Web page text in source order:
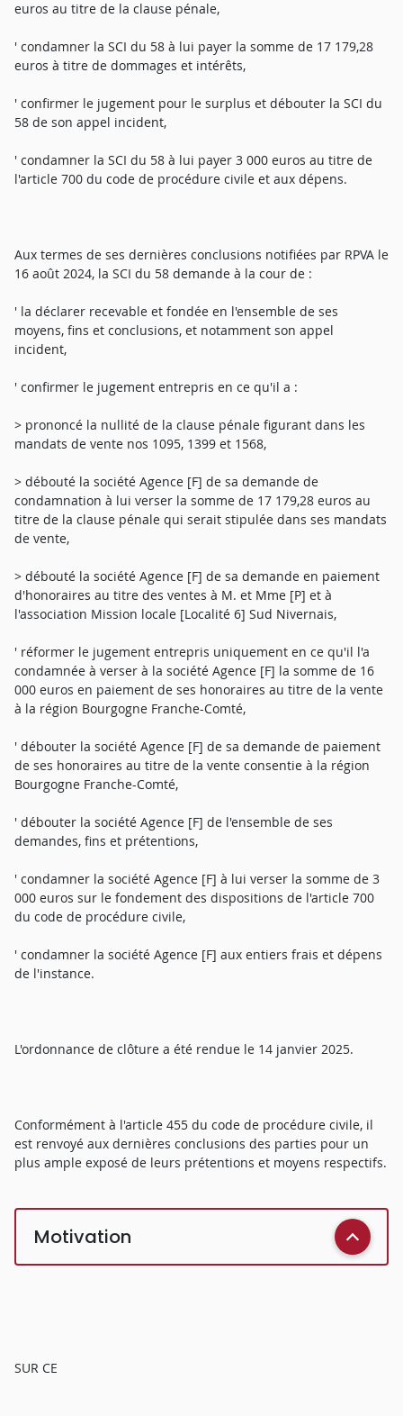
euros au titre de la clause pénale,
' condamner la SCI du 58 à lui payer la somme de 17 179,28
euros à titre de dommages et intérêts,
' confirmer le jugement pour le surplus et débouter la SCI du
58 de son appel incident,
' condamner la SCI du 58 à lui payer 3 000 euros au titre de
l'article 700 du code de procédure civile et aux dépens.
Aux termes de ses dernières conclusions notifiées par RPVA le
16 août 2024, la SCI du 58 demande à la cour de :
' la déclarer recevable et fondée en l'ensemble de ses
moyens, fins et conclusions, et notamment son appel
incident,
' confirmer le jugement entrepris en ce qu'il a :
> prononcé la nullité de la clause pénale figurant dans les
mandats de vente nos 1095, 1399 et 1568,
> débouté la société Agence [F] de sa demande de
condamnation à lui verser la somme de 17 179,28 euros au
titre de la clause pénale qui serait stipulée dans ses mandats
de vente,
> débouté la société Agence [F] de sa demande en paiement
d'honoraires au titre des ventes à M. et Mme [P] et à
l'association Mission locale [Localité 6] Sud Nivernais,
' réformer le jugement entrepris uniquement en ce qu'il l'a
condamnée à verser à la société Agence [F] la somme de 16
000 euros en paiement de ses honoraires au titre de la vente
à la région Bourgogne Franche-Comté,
' débouter la société Agence [F] de sa demande de paiement
de ses honoraires au titre de la vente consentie à la région
Bourgogne Franche-Comté,
' débouter la société Agence [F] de l'ensemble de ses
demandes, fins et prétentions,
' condamner la société Agence [F] à lui verser la somme de 3
000 euros sur le fondement des dispositions de l'article 700
du code de procédure civile,
' condamner la société Agence [F] aux entiers frais et dépens
de l'instance.
L'ordonnance de clôture a été rendue le 14 janvier 2025.
Conformément à l'article 455 du code de procédure civile, il
est renvoyé aux dernières conclusions des parties pour un
plus ample exposé de leurs prétentions et moyens respectifs.
Motivation
SUR CE